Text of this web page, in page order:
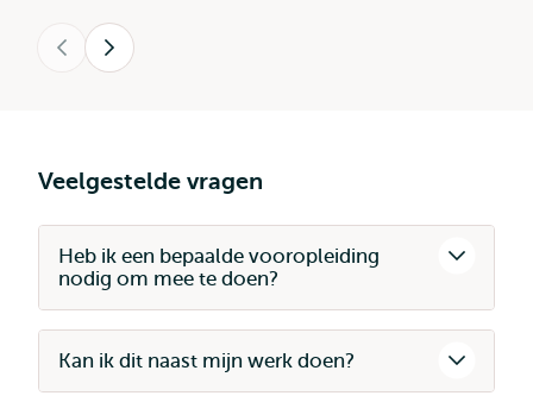
Volgende
Veelgestelde vragen
Heb ik een bepaalde vooropleiding
nodig om mee te doen?
Kan ik dit naast mijn werk doen?